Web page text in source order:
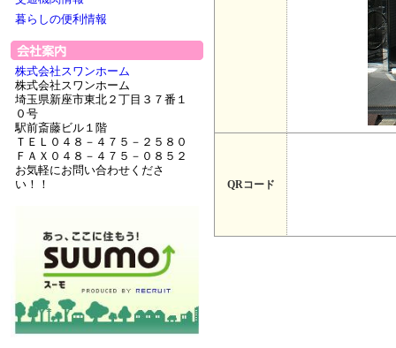
暮らしの便利情報
株式会社スワンホーム
株式会社スワンホーム
埼玉県新座市東北２丁目３７番１
０号
駅前斎藤ビル１階
ＴＥＬ０４８－４７５－２５８０
ＦＡＸ０４８－４７５－０８５２
お気軽にお問い合わせくださ
い！！
QRコード